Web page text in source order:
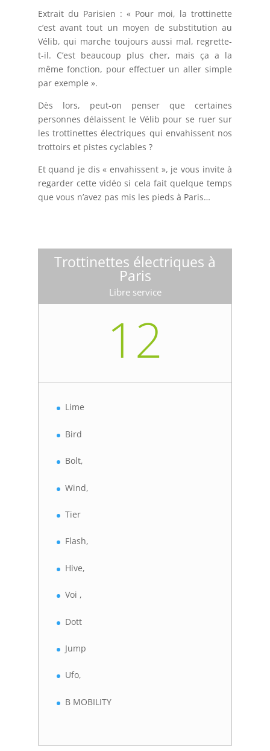
Extrait du Parisien : « Pour moi, la trottinette
c’est avant tout un moyen de substitution au
Vélib, qui marche toujours aussi mal, regrette-
t-il. C’est beaucoup plus cher, mais ça a la
même fonction, pour effectuer un aller simple
par exemple ».
Dès lors, peut-on penser que certaines
personnes délaissent le Vélib pour se ruer sur
les trottinettes électriques qui envahissent nos
trottoirs et pistes cyclables ?
Et quand je dis « envahissent », je vous invite à
regarder cette vidéo si cela fait quelque temps
que vous n’avez pas mis les pieds à Paris…
Trottinettes électriques à
Paris
Libre service
12
Lime
Bird
Bolt,
Wind,
Tier
Flash,
Hive,
Voi ,
Dott
Jump
Ufo,
B MOBILITY